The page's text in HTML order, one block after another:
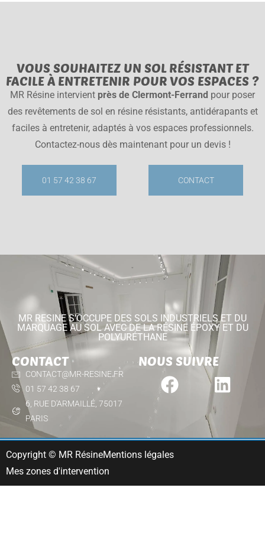
VOUS SOUHAITEZ UN SOL RÉSISTANT ET
FACILE À ENTRETENIR POUR VOS ESPACES ?
MR Résine intervient près de Clermont-Ferrand pour poser
des revêtements de sol en résine résistants, antidérapants et
faciles à entretenir, adaptés à vos espaces professionnels.
Contactez-nous dès maintenant pour un devis !
01 57 42 38 67 CONTACT
MR RESINE S'OCCUPE DES SOLS INDUSTRIELS ET DU
MARQUAGE AU SOL AVEC DE LA RÉSINE ÉPOXY ET DU
POLYURÉTHANE
CONTACT
CONTACT@MR-RESINE.FR
01 57 42 38 67
6, RUE D'ARMAILLÉ, 75017
PARIS
NOUS SUIVRE
Copyright © MR RésineMentions légales
Mes zones d'intervention